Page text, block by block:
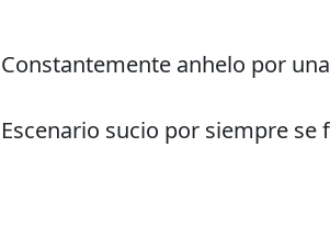
Constantemente anhelo por
Escenario sucio por siempre se